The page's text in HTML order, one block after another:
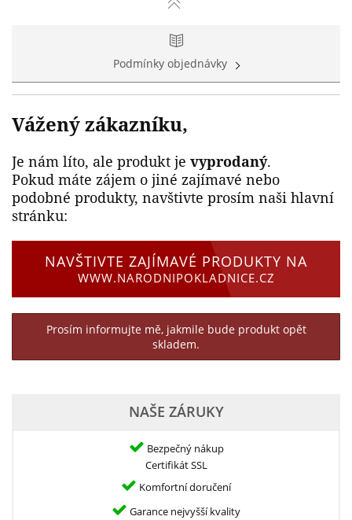
Podmínky objednávky
Vážený zákazníku,
Je nám líto, ale produkt je vyprodaný.
Pokud máte zájem o jiné zajímavé nebo
podobné produkty, navštivte prosím naši hlavní
stránku:
NAVŠTIVTE ZAJÍMAVÉ PRODUKTY NA
WWW.NARODNIPOKLADNICE.CZ
Prosím informujte mě, jakmile bude produkt opět
skladem.
NAŠE ZÁRUKY
Bezpečný nákup
Certifikát SSL
Komfortní doručení
Garance nejvyšší kvality